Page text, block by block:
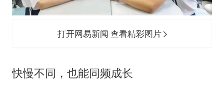
打开网易新闻 查看精彩图片
快慢不同，也能同频成长